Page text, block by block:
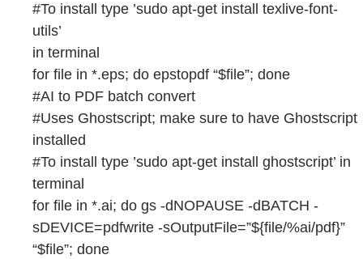
#To install type ’sudo apt-get install texlive-font-
utils’
in terminal
for file in *.eps; do epstopdf “$file”; done
#AI to PDF batch convert
#Uses Ghostscript; make sure to have Ghostscript
installed
#To install type ’sudo apt-get install ghostscript’ in
terminal
for file in *.ai; do gs -dNOPAUSE -dBATCH -
sDEVICE=pdfwrite -sOutputFile=”${file/%ai/pdf}”
“$file”; done